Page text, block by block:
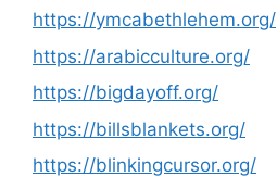
https://ymcabethlehem.org/
https://arabicculture.org/
https://bigdayoff.org/
https://billsblankets.org/
https://blinkingcursor.org/